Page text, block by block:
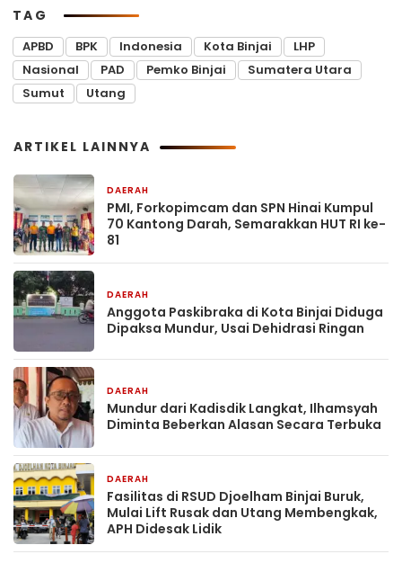
TAG
APBD BPK Indonesia Kota Binjai
LHP
Nasional
PAD Pemko Binjai
Sumatera Utara
Sumut
Utang
ARTIKEL LAINNYA
DAERAH
PMI, Forkopimcam dan SPN Hinai Kumpul
70 Kantong Darah, Semarakkan HUT RI ke-
81
DAERAH
Anggota Paskibraka di Kota Binjai Diduga
Dipaksa Mundur, Usai Dehidrasi Ringan
DAERAH
Mundur dari Kadisdik Langkat, Ilhamsyah
Diminta Beberkan Alasan Secara Terbuka
DAERAH
Fasilitas di RSUD Djoelham Binjai Buruk,
Mulai Lift Rusak dan Utang Membengkak,
APH Didesak Lidik